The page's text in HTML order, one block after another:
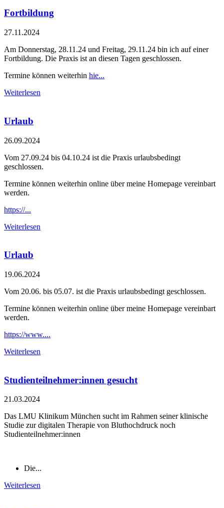
Fortbildung
27.11.2024
Am Donnerstag, 28.11.24 und Freitag, 29.11.24 bin ich auf einer
Fortbildung. Die Praxis ist an diesen Tagen geschlossen.
Termine können weiterhin hie...
Weiterlesen
Urlaub
26.09.2024
Vom 27.09.24 bis 04.10.24 ist die Praxis urlaubsbedingt
geschlossen.
Termine können weiterhin online über meine Homepage vereinbart
werden.
https://...
Weiterlesen
Urlaub
19.06.2024
Vom 20.06. bis 05.07. ist die Praxis urlaubsbedingt geschlossen.
Termine können weiterhin online über meine Homepage vereinbart
werden.
https://www....
Weiterlesen
Studienteilnehmer:innen gesucht
21.03.2024
Das LMU Klinikum München sucht im Rahmen seiner klinische
Studie zur digitalen Therapie von Bluthochdruck noch
Studienteilnehmer:innen
Die...
Weiterlesen